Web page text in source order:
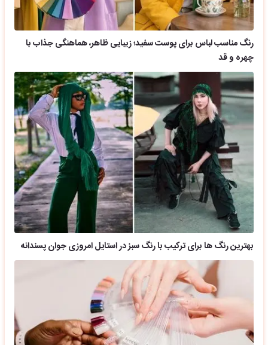
رنگ مناسب لباس برای پوست سفید؛ زیبایی ظاهر، هماهنگی جذاب با
چهره و قد
بهترین رنگ ها برای ترکیب با رنگ سبز در استایل امروزی جوان پسندانه